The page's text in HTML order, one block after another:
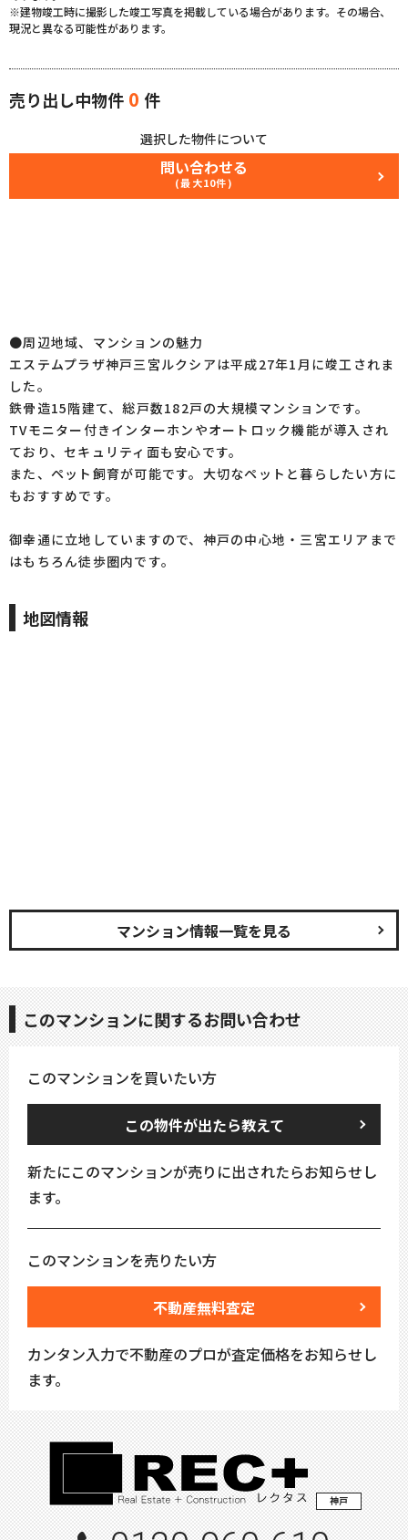
※建物竣工時に撮影した竣工写真を掲載している場合があります。その場合、
現況と異なる可能性があります。
売り出し中物件 0 件
選択した物件について
問い合わせる
(最大10件)
●周辺地域、マンションの魅力
エステムプラザ神戸三宮ルクシアは平成27年1月に竣工されま
した。
鉄骨造15階建て、総戸数182戸の大規模マンションです。
TVモニター付きインターホンやオートロック機能が導入され
ており、セキュリティ面も安心です。
また、ペット飼育が可能です。大切なペットと暮らしたい方に
もおすすめです。
御幸通に立地していますので、神戸の中心地・三宮エリアまで
はもちろん徒歩圏内です。
地図情報
マンション情報一覧を見る
このマンションに関するお問い合わせ
このマンションを買いたい方
この物件が出たら教えて
新たにこのマンションが売りに出されたらお知らせし
ます。
このマンションを売りたい方
不動産無料査定
カンタン入力で不動産のプロが査定価格をお知らせし
ます。
神戸